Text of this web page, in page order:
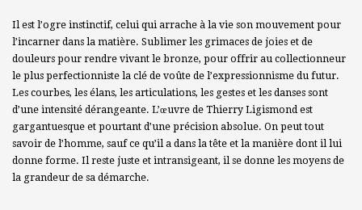
Il est l’ogre instinctif, celui qui arrache à la vie son mouvement pour
l’incarner dans la matière. Sublimer les grimaces de joies et de
douleurs pour rendre vivant le bronze, pour offrir au collectionneur
le plus perfectionniste la clé de voûte de l’expressionnisme du futur.
Les courbes, les élans, les articulations, les gestes et les danses sont
d’une intensité dérangeante. L’œuvre de Thierry Ligismond est
gargantuesque et pourtant d’une précision absolue. On peut tout
savoir de l’homme, sauf ce qu’il a dans la tête et la manière dont il lui
donne forme. Il reste juste et intransigeant, il se donne les moyens de
la grandeur de sa démarche.